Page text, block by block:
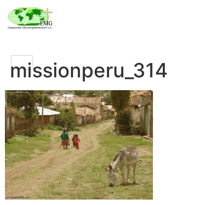
missionperu_314